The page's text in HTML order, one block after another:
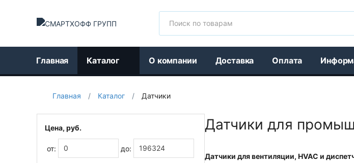
Главная Каталог О компании Доставка Оплата
Главная / Каталог / Датчики
Цена, руб.
от: до:
Датчики для
Датчики для вентиляции, HVAC и